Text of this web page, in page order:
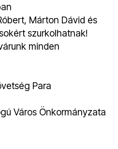
Márton Dávid és
szurkolhatnak!
minden
Para
Város Önkormányzata